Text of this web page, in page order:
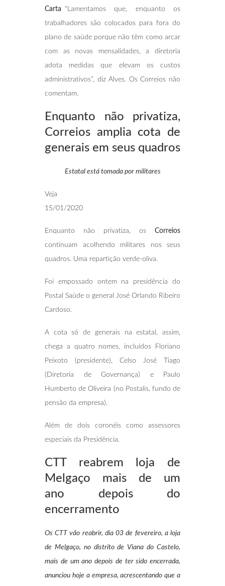
Carta “Lamentamos que, enquanto os
trabalhadores são colocados para fora do
plano de saúde porque não têm como arcar
com as novas mensalidades, a diretoria
adota medidas que elevam os custos
administrativos”, diz Alves. Os Correios não
comentam.
Enquanto não privatiza,
Correios amplia cota de
generais em seus quadros
Estatal está tomada por militares
Veja
15/01/2020
Enquanto não privatiza, os Correios
continuam acolhendo militares nos seus
quadros. Uma repartição verde-oliva.
Foi empossado ontem na presidência do
Postal Saúde o general José Orlando Ribeiro
Cardoso.
A cota só de generais na estatal, assim,
chega a quatro nomes, incluídos Floriano
Peixoto (presidente), Celso José Tiago
(Diretoria de Governança) e Paulo
Humberto de Oliveira (no Postalis, fundo de
pensão da empresa).
Além de dois coronéis como assessores
especiais da Presidência.
CTT reabrem loja de
Melgaço mais de um
ano depois do
encerramento
Os CTT vão reabrir, dia 03 de fevereiro, a loja
de Melgaço, no distrito de Viana do Castelo,
mais de um ano depois de ter sido encerrada,
anunciou hoje a empresa, acrescentando que a